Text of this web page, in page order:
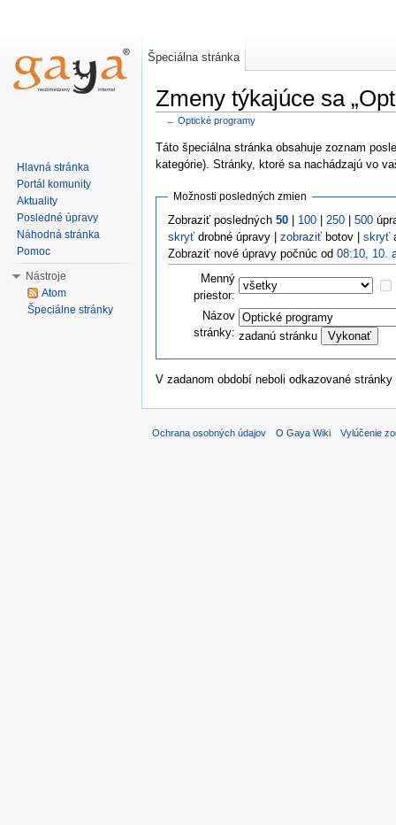
Zmeny týkajúce sa
← Optické programy
Táto špeciálna stránka obsahuje zoznam
kategórie). Stránky, ktoré sa nachádzajú vo
Možnosti posledných zmien
Zobraziť posledných 50| 100| 250| 500
skryťdrobné úpravy | zobraziťbotov | skryť
Zobraziť nové úpravy počnúc od 08:10, 10.
Menný
priestor:
Názov
stránky: zadanú stránku
V zadanom období neboli odkazované stránky
Špeciálna stránka
Hlavná stránka
Portál komunity
Aktuality
Posledné úpravy
Náhodná stránka
Pomoc
Nástroje
Atom
Špeciálne stránky
Ochrana osobných údajov O Gaya Wiki Vylúčenie